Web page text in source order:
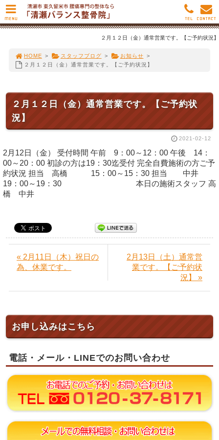
２月１２日（金）通常営業です。【ご予約状況】
HOME > スタッフブログ > お知らせ >
２月１２日（金）通常営業です。【ご予約状況】
２月１２日（金）通常営業です。【ご予約状
況】
2021-02-12
2月12日（金） 受付時間 午前 9：00～12：00 午後 14：
00～20：00 初診の方は19：30迄受付 完全自費施術の方ご予
約状況 担当 高橋 15：00～15：30 担当 中井
19：00～19：30 本日の施術スタッフ 高
橋 中井
« 2月11日（木）祝日の
為、休業です。
2月13日（土）通常営
業です。【ご予約状
況】 »
お申し込みはこちら
電話・メール・LINEでのお問い合わせ
MENU CONTACT
TEL